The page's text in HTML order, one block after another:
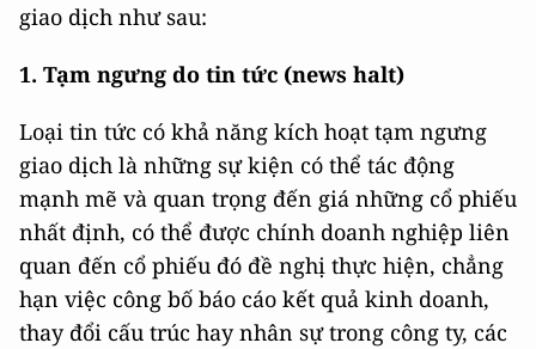
giao dịch như sau:
1. Tạm ngưng do tin tức (news halt)
Loại tin tức có khả năng kích hoạt tạm ngưng
giao dịch là những sự kiện có thể tác động
mạnh mẽ và quan trọng đến giá những cổ phiếu
nhất định, có thể được chính doanh nghiệp liên
quan đến cổ phiếu đó đề nghị thực hiện, chẳng
hạn việc công bố báo cáo kết quả kinh doanh,
thay đổi cấu trúc hay nhân sự trong công ty, các